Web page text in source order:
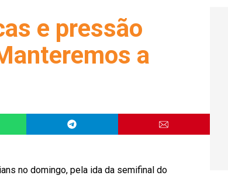
e pressão
a
no domingo, pela ida da semifinal do